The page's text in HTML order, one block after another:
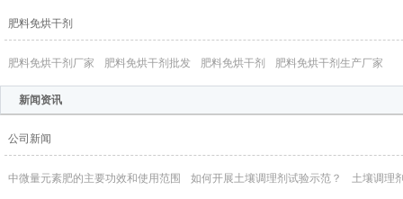
肥料免烘干剂
肥料免烘干剂厂家 肥料免烘干剂批发 肥料免烘干剂 肥料免烘干剂生产厂家
新闻资讯
公司新闻
中微量元素肥的主要功效和使用范围 如何开展土壤调理剂试验示范？ 土壤调理